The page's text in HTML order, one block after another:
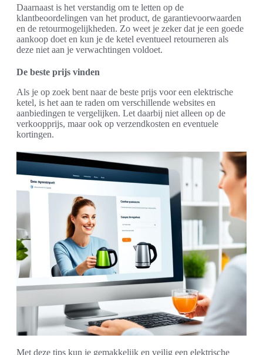
Daarnaast is het verstandig om te letten op de
klantbeoordelingen van het product, de garantievoorwaarden
en de retourmogelijkheden. Zo weet je zeker dat je een goede
aankoop doet en kun je de ketel eventueel retourneren als
deze niet aan je verwachtingen voldoet.
De beste prijs vinden
Als je op zoek bent naar de beste prijs voor een elektrische
ketel, is het aan te raden om verschillende websites en
aanbiedingen te vergelijken. Let daarbij niet alleen op de
verkoopprijs, maar ook op verzendkosten en eventuele
kortingen.
Met deze tips kun je gemakkelijk en veilig een elektrische